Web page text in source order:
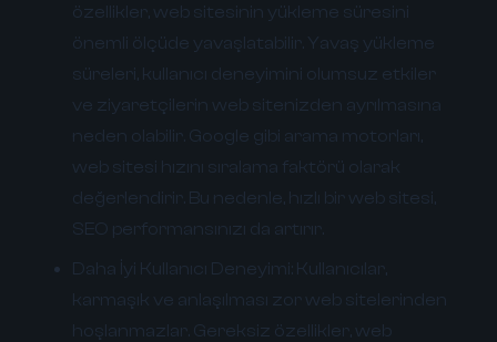
özellikler, web sitesinin yükleme süresini
önemli ölçüde yavaşlatabilir. Yavaş yükleme
süreleri, kullanıcı deneyimini olumsuz etkiler
ve ziyaretçilerin web sitenizden ayrılmasına
neden olabilir. Google gibi arama motorları,
web sitesi hızını sıralama faktörü olarak
değerlendirir. Bu nedenle, hızlı bir web sitesi,
SEO performansınızı da artırır.
Daha İyi Kullanıcı Deneyimi: Kullanıcılar,
karmaşık ve anlaşılması zor web sitelerinden
hoşlanmazlar. Gereksiz özellikler, web